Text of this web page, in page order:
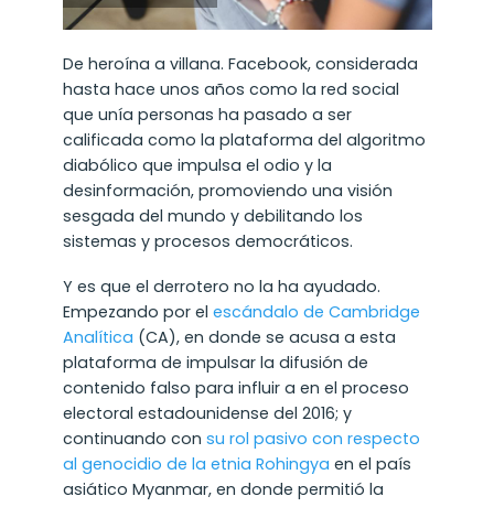
De heroína a villana. Facebook, considerada
hasta hace unos años como la red social
que unía personas ha pasado a ser
calificada como la plataforma del algoritmo
diabólico que impulsa el odio y la
desinformación, promoviendo una visión
sesgada del mundo y debilitando los
sistemas y procesos democráticos.
Y es que el derrotero no la ha ayudado.
Empezando por el escándalo de Cambridge
Analítica (CA), en donde se acusa a esta
plataforma de impulsar la difusión de
contenido falso para influir a en el proceso
electoral estadounidense del 2016; y
continuando con su rol pasivo con respecto
al genocidio de la etnia Rohingya en el país
asiático Myanmar, en donde permitió la